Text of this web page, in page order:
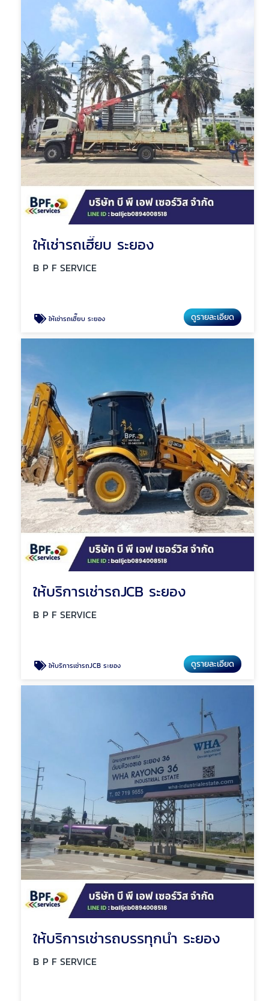
ให้เช่ารถเฮี๊ยบ ระยอง
B P F SERVICE
ให้เช่ารถเฮี๊ยบ ระยอง ดูรายละเอียด
ให้บริการเช่ารถJCB ระยอง
B P F SERVICE
ให้บริการเช่ารถJCB ระยอง ดูรายละเอียด
ให้บริการเช่ารถบรรทุกน้ำ ระยอง
B P F SERVICE